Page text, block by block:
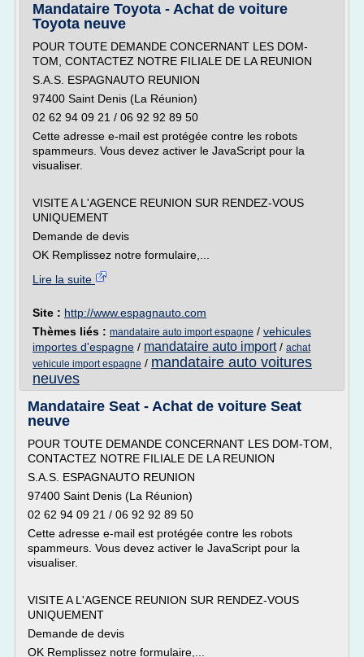
Mandataire Toyota - Achat de voiture
Toyota neuve
POUR TOUTE DEMANDE CONCERNANT LES DOM-
TOM, CONTACTEZ NOTRE FILIALE DE LA REUNION
S.A.S. ESPAGNAUTO REUNION
97400 Saint Denis (La Réunion)
02 62 94 09 21 / 06 92 92 89 50
Cette adresse e-mail est protégée contre les robots
spammeurs. Vous devez activer le JavaScript pour la
visualiser.
VISITE A L'AGENCE REUNION SUR RENDEZ-VOUS
UNIQUEMENT
Demande de devis
OK Remplissez notre formulaire,...
Lire la suite
Site : http://www.espagnauto.com
Thèmes liés : mandataire auto import espagne / vehicules
importes d'espagne / mandataire auto import/ achat
vehicule import espagne / mandataire auto voitures
neuves
Mandataire Seat - Achat de voiture Seat
neuve
POUR TOUTE DEMANDE CONCERNANT LES DOM-TOM,
CONTACTEZ NOTRE FILIALE DE LA REUNION
S.A.S. ESPAGNAUTO REUNION
97400 Saint Denis (La Réunion)
02 62 94 09 21 / 06 92 92 89 50
Cette adresse e-mail est protégée contre les robots
spammeurs. Vous devez activer le JavaScript pour la
visualiser.
VISITE A L'AGENCE REUNION SUR RENDEZ-VOUS
UNIQUEMENT
Demande de devis
OK Remplissez notre formulaire,...